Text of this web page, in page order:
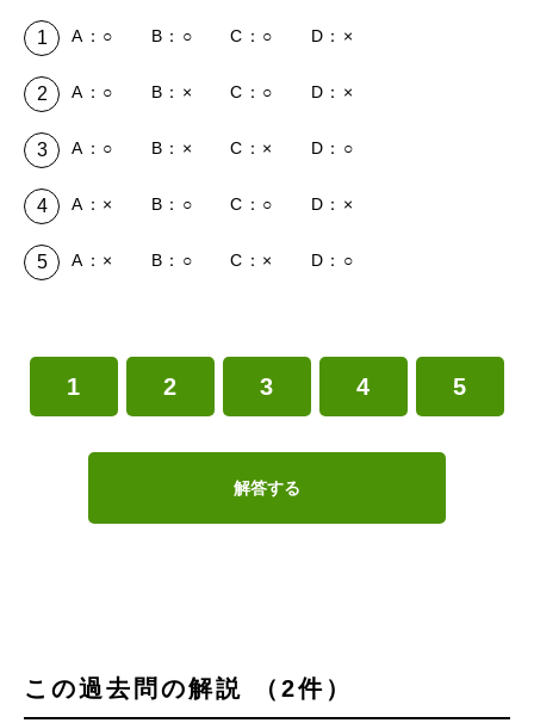
A：○ B：○ C：○ D：×
A：○ B：× C：○ D：×
A：○ B：× C：× D：○
A：× B：○ C：○ D：×
A：× B：○ C：× D：○
1 2 3 4 5
解答する
この過去問の解説 （2件）